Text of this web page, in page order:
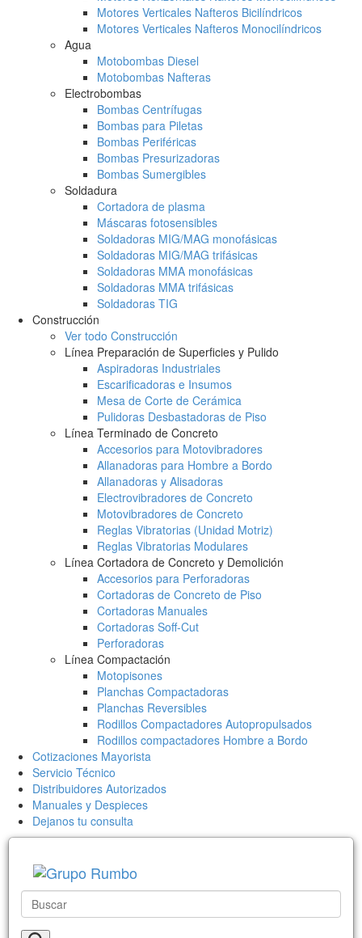
Motores Verticales Nafteros Bicilíndricos
Motores Verticales Nafteros Monocilíndricos
Agua
Motobombas Diesel
Motobombas Nafteras
Electrobombas
Bombas Centrífugas
Bombas para Piletas
Bombas Periféricas
Bombas Presurizadoras
Bombas Sumergibles
Soldadura
Cortadora de plasma
Máscaras fotosensibles
Soldadoras MIG/MAG monofásicas
Soldadoras MIG/MAG trifásicas
Soldadoras MMA monofásicas
Soldadoras MMA trifásicas
Soldadoras TIG
Construcción
Ver todo Construcción
Línea Preparación de Superficies y Pulido
Aspiradoras Industriales
Escarificadoras e Insumos
Mesa de Corte de Cerámica
Pulidoras Desbastadoras de Piso
Línea Terminado de Concreto
Accesorios para Motovibradores
Allanadoras para Hombre a Bordo
Allanadoras y Alisadoras
Electrovibradores de Concreto
Motovibradores de Concreto
Reglas Vibratorias (Unidad Motriz)
Reglas Vibratorias Modulares
Línea Cortadora de Concreto y Demolición
Accesorios para Perforadoras
Cortadoras de Concreto de Piso
Cortadoras Manuales
Cortadoras Soff-Cut
Perforadoras
Línea Compactación
Motopisones
Planchas Compactadoras
Planchas Reversibles
Rodillos Compactadores Autopropulsados
Rodillos compactadores Hombre a Bordo
Cotizaciones Mayorista
Servicio Técnico
Distribuidores Autorizados
Manuales y Despieces
Dejanos tu consulta